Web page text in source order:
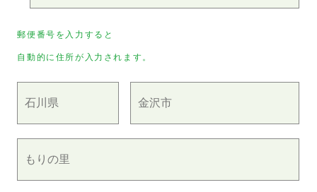
郵便番号を入力すると
自動的に住所が入力されます。